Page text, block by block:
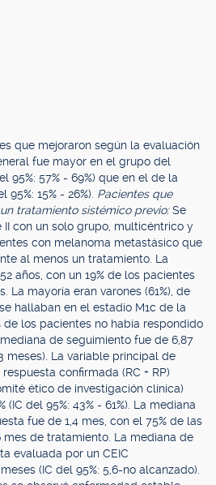
que mejoraron según la evaluación
fue mayor en el grupo del
95%: 57% - 69%) que en el de la
15% - 26%). Pacientes que
tratamiento sistémico previo:Se
II con un solo grupo, multicéntrico y
con melanoma metastásico que
al menos un tratamiento. La
años, con un 19% de los pacientes
La mayoría eran varones (61%), de
hallaban en el estadio M1c de la
de los pacientes no había respondido
de seguimiento fue de 6,87
meses). La variable principal de
confirmada (RC + RP)
ético de investigación clínica)
del 95%: 43% - 61%). La mediana
fue de 1,4 mes, con el 75% de las
mes de tratamiento. La mediana de
evaluada por un CEIC
(IC del 95%: 5,6-no alcanzado).